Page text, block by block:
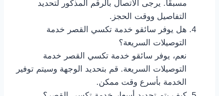
مسبقًا. يرجى الاتصال بالرقم المذكور لتحديد
التفاصيل ووقت الحجز.
هل يوفر سائقو خدمة تكسي القصر خدمة
التوصيلات السريعة؟
نعم، يوفر سائقو خدمة تكسي القصر خدمة
التوصيلات السريعة. قم بتحديد الوجهة وسيتم توفير
الخدمة بأسرع وقت ممكن.